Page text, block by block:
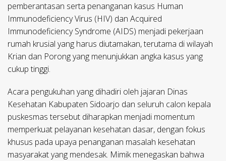
pemberantasan serta penanganan kasus Human
Immunodeficiency Virus (HIV) dan Acquired
Immunodeficiency Syndrome (AIDS) menjadi pekerjaan
rumah krusial yang harus diutamakan, terutama di wilayah
Krian dan Porong yang menunjukkan angka kasus yang
cukup tinggi.
Acara pengukuhan yang dihadiri oleh jajaran Dinas
Kesehatan Kabupaten Sidoarjo dan seluruh calon kepala
puskesmas tersebut diharapkan menjadi momentum
memperkuat pelayanan kesehatan dasar, dengan fokus
khusus pada upaya penanganan masalah kesehatan
masyarakat yang mendesak. Mimik menegaskan bahwa